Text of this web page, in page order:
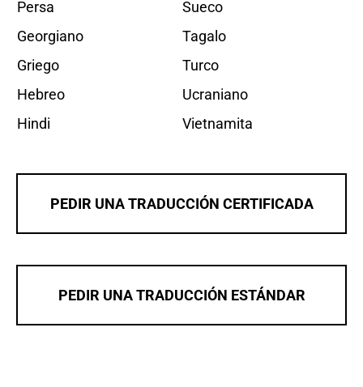
Persa
Georgiano
Griego
Hebreo
Hindi
Sueco
Tagalo
Turco
Ucraniano
Vietnamita
PEDIR UNA TRADUCCIÓN CERTIFICADA
PEDIR UNA TRADUCCIÓN ESTÁNDAR